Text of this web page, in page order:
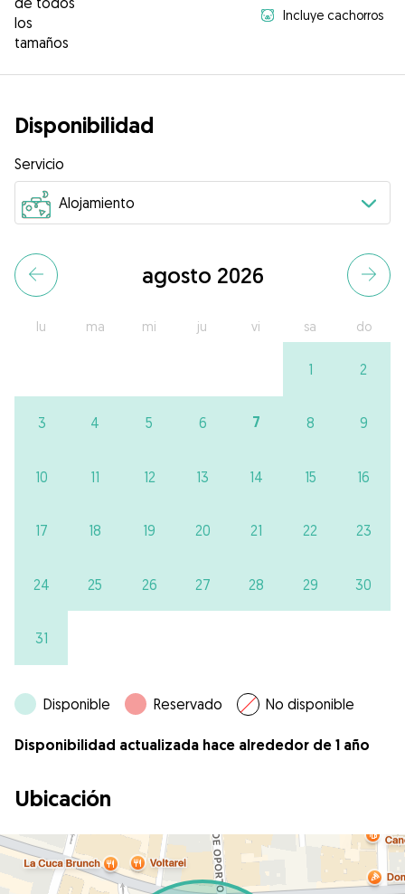
los
tamaños
Incluye cachorros
Disponibilidad
Servicio
agosto 2026
lu ma mi ju vi sa do
1 2
3 4 5 6 7 8 9
10 11 12 13 14 15 16
17 18 19 20 21 22 23
24 25 26 27 28 29 30
31
Disponible Reservado No disponible
Disponibilidad actualizada hace alrededor de 1 año
Ubicación